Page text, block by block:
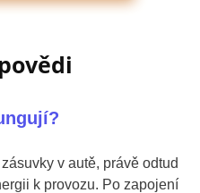
v autě, právě odtud
k provozu. Po zapojení